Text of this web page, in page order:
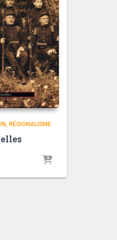
RÉGIONALISME